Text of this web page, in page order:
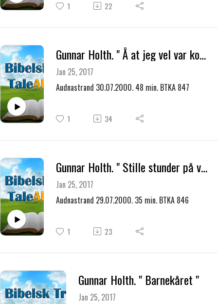
1 22
Gunnar Holth. " Å at jeg vel var kommet hjem fra disse ørkenens hytter "
Jan 25, 2017
Audnastrand 30.07.2000. 48 min. BTKA 847
1 34
Gunnar Holth. " Stille stunder på veien hjem "
Jan 25, 2017
Audnastrand 29.07.2000. 35 min. BTKA 846
1 23
Gunnar Holth. " Barnekåret "
Jan 25, 2017